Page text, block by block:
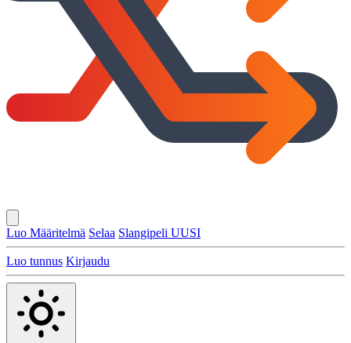
Luo Määritelmä Selaa Slangipeli UUSI
Luo tunnus Kirjaudu